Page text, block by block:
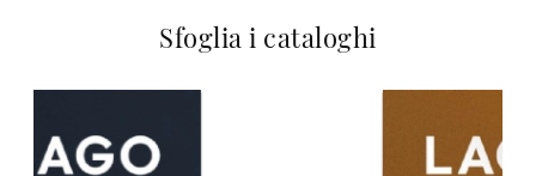
Sfoglia i cataloghi